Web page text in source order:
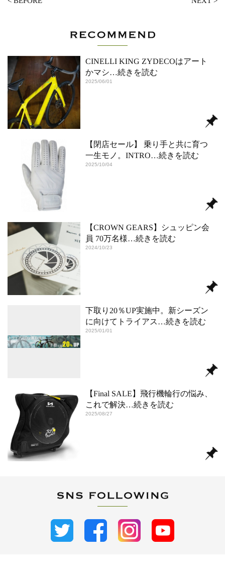
CINELLI KING ZYDECOはアート
かマシ…続きを読む
2025/06/01
【閉店セール】 乗り手と共に育つ
一生モノ。INTRO…続きを読む
2025/10/04
【CROWN GEARS】シュッピン会
員 70万名様…続きを読む
2024/10/23
下取り20％UP実施中。新シーズン
に向けてトライアス …続きを読む
2025/01/01
【Final SALE】飛行機輪行の悩み、
これで解決…続きを読む
2025/08/27